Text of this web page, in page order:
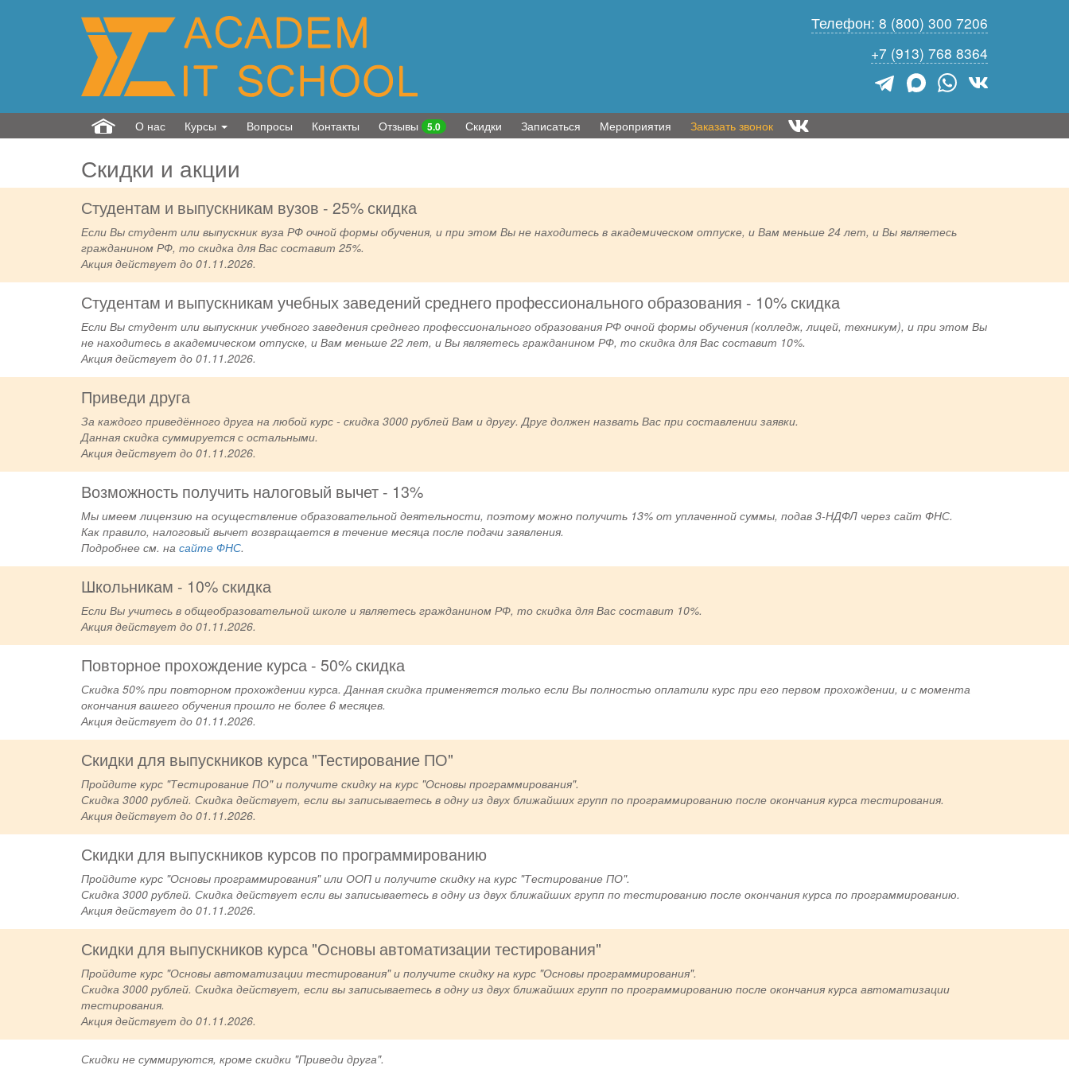
Телефон: 8 (800) 300 7206
+7 (913) 768 8364
О нас Курсы Вопросы Контакты Отзывы 5.0 Скидки Записаться Мероприятия Заказать звонок
Скидки и акции
Студентам и выпускникам вузов - 25% скидка
Если Вы студент или выпускник вуза РФ очной формы обучения, и при этом Вы не находитесь в академическом отпуске, и Вам меньше 24 лет, и Вы являетесь
гражданином РФ, то скидка для Вас составит 25%.
Акция действует до 01.11.2026.
Студентам и выпускникам учебных заведений среднего профессионального образования - 10% скидка
Если Вы студент или выпускник учебного заведения среднего профессионального образования РФ очной формы обучения (колледж, лицей, техникум), и при этом Вы
не находитесь в академическом отпуске, и Вам меньше 22 лет, и Вы являетесь гражданином РФ, то скидка для Вас составит 10%.
Акция действует до 01.11.2026.
Приведи друга
За каждого приведённого друга на любой курс - скидка 3000 рублей Вам и другу. Друг должен назвать Вас при составлении заявки.
Данная скидка суммируется с остальными.
Акция действует до 01.11.2026.
Возможность получить налоговый вычет - 13%
Мы имеем лицензию на осуществление образовательной деятельности, поэтому можно получить 13% от уплаченной суммы, подав 3-НДФЛ через сайт ФНС.
Как правило, налоговый вычет возвращается в течение месяца после подачи заявления.
Подробнее см. на сайте ФНС.
Школьникам - 10% скидка
Если Вы учитесь в общеобразовательной школе и являетесь гражданином РФ, то скидка для Вас составит 10%.
Акция действует до 01.11.2026.
Повторное прохождение курса - 50% скидка
Скидка 50% при повторном прохождении курса. Данная скидка применяется только если Вы полностью оплатили курс при его первом прохождении, и с момента
окончания вашего обучения прошло не более 6 месяцев.
Акция действует до 01.11.2026.
Скидки для выпускников курса "Тестирование ПО"
Пройдите курс "Тестирование ПО" и получите скидку на курс "Основы программирования".
Скидка 3000 рублей. Скидка действует, если вы записываетесь в одну из двух ближайших групп по программированию после окончания курса тестирования.
Акция действует до 01.11.2026.
Скидки для выпускников курсов по программированию
Пройдите курс "Основы программирования" или ООП и получите скидку на курс "Тестирование ПО".
Скидка 3000 рублей. Скидка действует если вы записываетесь в одну из двух ближайших групп по тестированию после окончания курса по программированию.
Акция действует до 01.11.2026.
Скидки для выпускников курса "Основы автоматизации тестирования"
Пройдите курс "Основы автоматизации тестирования" и получите скидку на курс "Основы программирования".
Скидка 3000 рублей. Скидка действует, если вы записываетесь в одну из двух ближайших групп по программированию после окончания курса автоматизации
тестирования.
Акция действует до 01.11.2026.
Скидки не суммируются, кроме скидки "Приведи друга".